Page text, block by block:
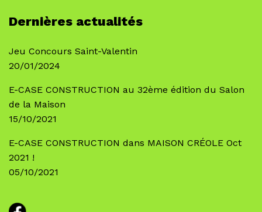
Dernières actualités
Jeu Concours Saint-Valentin
20/01/2024
E-CASE CONSTRUCTION au 32ème édition du Salon
de la Maison
15/10/2021
E-CASE CONSTRUCTION dans MAISON CRÉOLE Oct
2021 !
05/10/2021